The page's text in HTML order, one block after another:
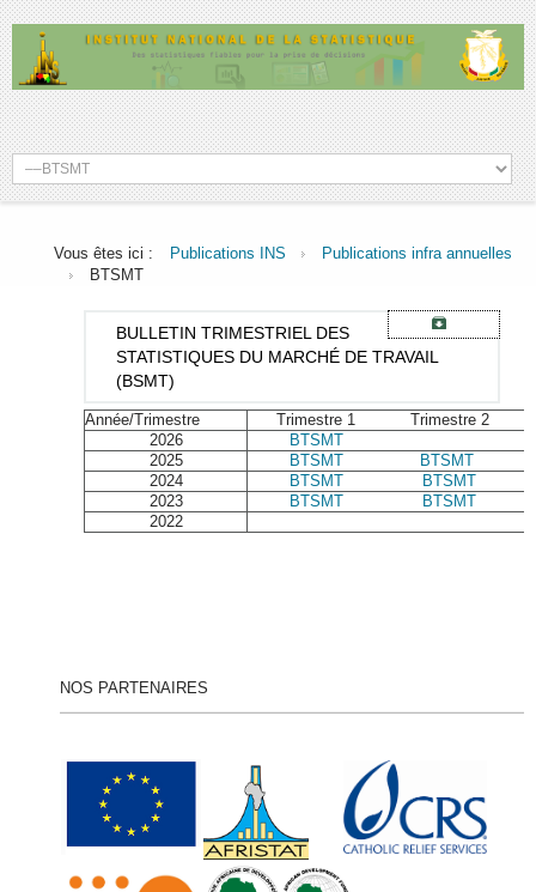
Vous êtes ici : Publications INS
Publications infra annuelles
BTSMT
BULLETIN TRIMESTRIEL DES
STATISTIQUES DU MARCHÉ DE TRAVAIL
(BSMT)
Année/Trimestre Trimestre 1
Trimestre 2
2026
BTSMT
2025
BTSMT
BTSMT
2024
BTSMT
BTSMT
2023
BTSMT
BTSMT
2022
NOS PARTENAIRES